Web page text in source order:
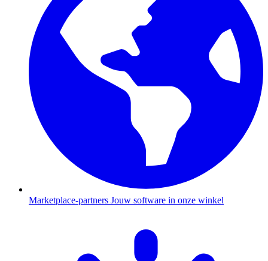
Marketplace-partners Jouw software in onze winkel